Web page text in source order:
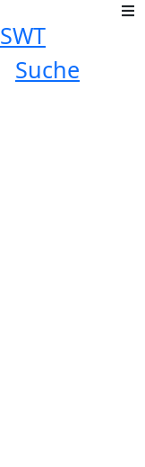
SWT
Suche